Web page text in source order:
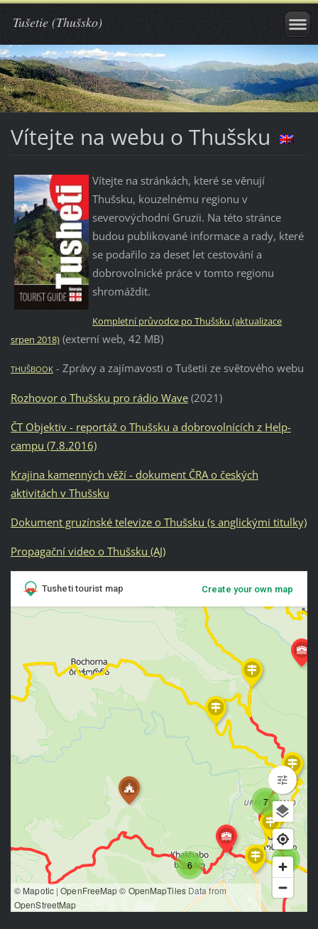
Tušetie (Thušsko)
Vítejte na webu o Thušsku
Vítejte na stránkách, které se věnují
Thušsku, kouzelnému regionu v
severovýchodní Gruzii. Na této stránce
budou publikované informace a rady, které
se podařilo za deset let cestování a
dobrovolnické práce v tomto regionu
shromáždit.
Kompletní průvodce po Thušsku (aktualizace
srpen 2018)(externí web, 42 MB)
THUŠBOOK- Zprávy a zajímavosti o Tušetii ze světového webu
Rozhovor o Thušsku pro rádio Wave(2021)
ČT Objektiv - reportáž o Thušsku a dobrovolnících z Help-
campu (7.8.2016)
Krajina kamenných věží - dokument ČRA o českých
aktivitách v Thušsku
Dokument gruzínské televize o Thušsku (s anglickými titulky)
Propagační video o Thušsku (AJ)